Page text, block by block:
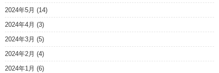
2024年5月 (14)
2024年4月 (3)
2024年3月 (5)
2024年2月 (4)
2024年1月 (6)